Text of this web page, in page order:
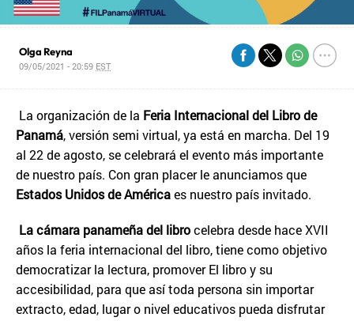
Olga Reyna
09/05/2021 - 20:59 EST
La organización de la Feria Internacional del Libro de
Panamá, versión semi virtual, ya está en marcha. Del 19
al 22 de agosto, se celebrará el evento más importante
de nuestro país. Con gran placer le anunciamos que
Estados Unidos de Américaes nuestro país invitado.
La cámara panameña del librocelebra desde hace XVII
años la feria internacional del libro, tiene como objetivo
democratizar la lectura, promover El libro y su
accesibilidad, para que así toda persona sin importar
extracto, edad, lugar o nivel educativos pueda disfrutar